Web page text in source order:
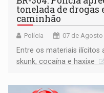
tonelada de drogas
caminhão
Polícia 07 de Agosto
Entre os materiais ilícitos
skunk, cocaína e haxixe